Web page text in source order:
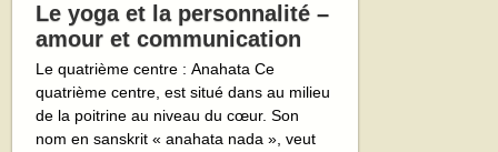
Le yoga et la personnalité –
amour et communication
Le quatrième centre : Anahata Ce
quatrième centre, est situé dans au milieu
de la poitrine au niveau du cœur. Son
nom en sanskrit « anahata nada », veut